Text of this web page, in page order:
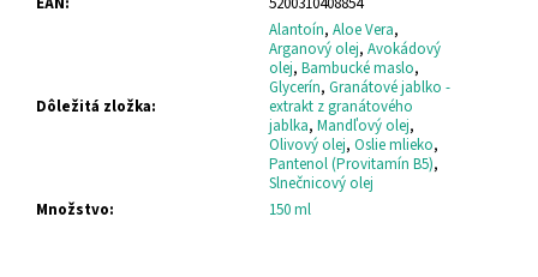
Dôležitá zložka:
Alantoín, Aloe Vera,
Arganový olej, Avokádový
olej, Bambucké maslo,
Glycerín, Granátové jablko -
extrakt z granátového
jablka, Mandľový olej,
Olivový olej, Oslie mlieko,
Pantenol (Provitamín B5),
Slnečnicový olej
Množstvo: 150 ml
HYDRATAČNÝ
ŠAMPÓN